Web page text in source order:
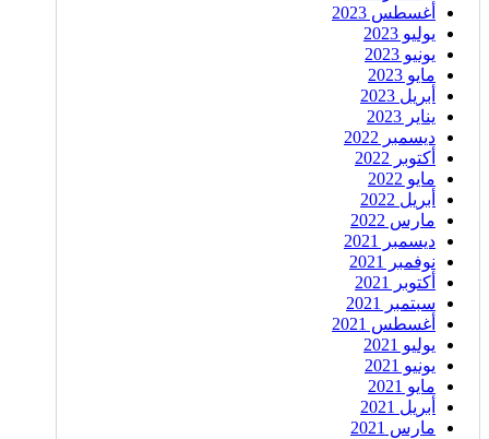
أغسطس 2023
يوليو 2023
يونيو 2023
مايو 2023
أبريل 2023
يناير 2023
ديسمبر 2022
أكتوبر 2022
مايو 2022
أبريل 2022
مارس 2022
ديسمبر 2021
نوفمبر 2021
أكتوبر 2021
سبتمبر 2021
أغسطس 2021
يوليو 2021
يونيو 2021
مايو 2021
أبريل 2021
مارس 2021